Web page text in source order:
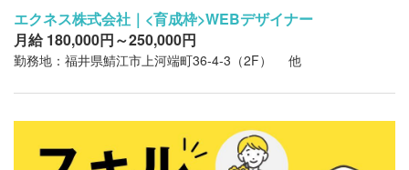
エクネス株式会社｜<育成枠>WEBデザイナー
月給 180,000円～250,000円
勤務地：福井県鯖江市上河端町36-4-3（2F） 他